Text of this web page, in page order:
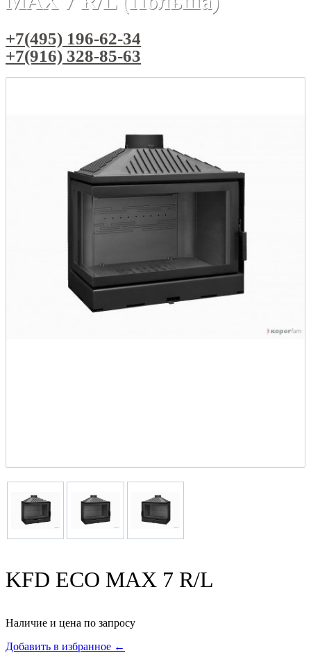
+7(495) 196-62-34
+7(916) 328-85-63
KFD ECO MAX 7 R/L
Наличие и цена по запросу
Добавить в избранное ←